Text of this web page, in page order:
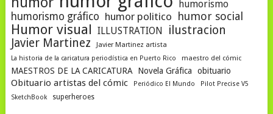
humorismo
humorismo gráfico humor politico humor social
Humor visual ILLUSTRATION
ilustracion
Javier Martinez
Javier Martinez artista
La historia de la caricatura periodística en Puerto Rico
maestro del cómic
MAESTROS DE LA CARICATURA Novela Gráfica obituario
Obituario artistas del cómic Periódico El Mundo
Pilot Precise V5
SketchBook
superheroes